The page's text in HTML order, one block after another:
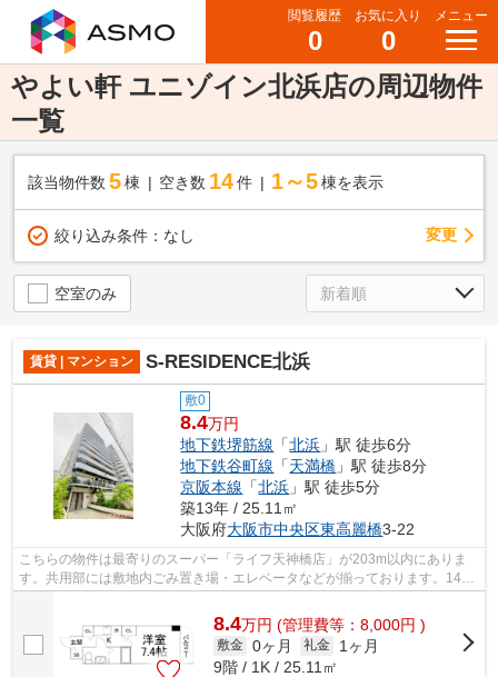
閲覧履歴
0
お気に入り
0
メニュー
やよい軒 ユニゾイン北浜店の周辺物件
一覧
該当物件数 5棟 空き数 14 件 1～5 棟を表示
絞り込み条件： なし 変更
空室のみ
賃貸 | マンション S-RESIDENCE北浜
敷0
8.4万円
地下鉄堺筋線 「北浜 」駅 徒歩6分
地下鉄谷町線 「天満橋 」駅 徒歩8分
京阪本線 「北浜 」駅 徒歩5分
築13年 / 25.11㎡
大阪府大阪市中央区東高麗橋3-22
こちらの物件は最寄りのスーパー「ライフ天神橋店」が203m以内にありま
す。共用部には敷地内ごみ置き場・エレベータなどが揃っております。14階
8.4万円 (管理費等：8,000円 )
敷金 0ヶ月 礼金
1ヶ月
9階 / 1K / 25.11㎡